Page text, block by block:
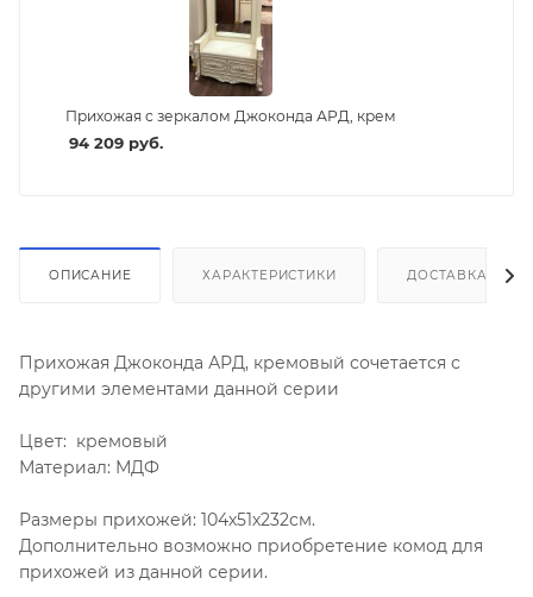
Прихожая с зеркалом Джоконда АРД, крем
94 209руб.
ОПИСАНИЕ ХАРАКТЕРИСТИКИ ДОСТАВКА И
Прихожая Джоконда АРД, кремовый сочетается с
другими элементами данной серии
Цвет: кремовый
Материал: МДФ
Размеры прихожей: 104х51х232см.
Дополнительно возможно приобретение комод для
прихожей из данной серии.